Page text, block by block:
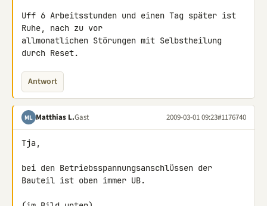
Uff 6 Arbeitsstunden und einen Tag später ist
Ruhe, nach zu vor
allmonatlichen Störungen mit Selbstheilung
durch Reset.
Antwort
ML Matthias L.Gast 2009-03-01 09:23#1176740
Tja,
bei den Betriebsspannungsanschlüssen der
Bauteil ist oben immer UB.